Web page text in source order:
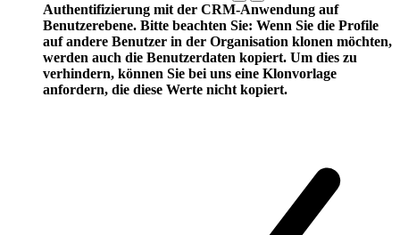
Authentifizierung mit der CRM-Anwendung auf
Benutzerebene. Bitte beachten Sie: Wenn Sie die Profile
auf andere Benutzer in der Organisation klonen möchten,
werden auch die Benutzerdaten kopiert. Um dies zu
verhindern, können Sie bei uns eine Klonvorlage
anfordern, die diese Werte nicht kopiert.